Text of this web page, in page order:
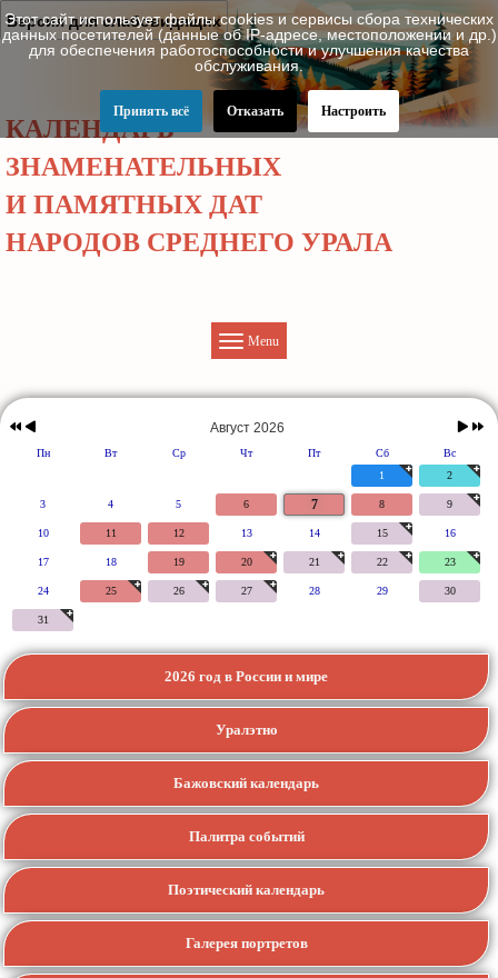
Версия для слабовидящих
КАЛЕНДАРЬ
ЗНАМЕНАТЕЛЬНЫХ
И ПАМЯТНЫХ ДАТ
НАРОДОВ СРЕДНЕГО УРАЛА
Menu
Предыдущий
год
Предыдущий
месяц
год
месяц
Август 2026
Пн Вт Ср Чт Пт Сб
Вс
1
2
3 4 5 6 7 8 9
10 11 12 13 14 15 16
17 18 19 20 21 22 23
24 25 26 27 28 29 30
31
2026 год в России и мире
Уралэтно
Бажовский календарь
Палитра событий
Поэтический календарь
Галерея портретов
Этот сайт использует файлы cookies и сервисы сбора технических
данных посетителей (данные об IP-адресе, местоположении и др.)
для обеспечения работоспособности и улучшения качества
обслуживания.
Принять всё Отказать Настроить